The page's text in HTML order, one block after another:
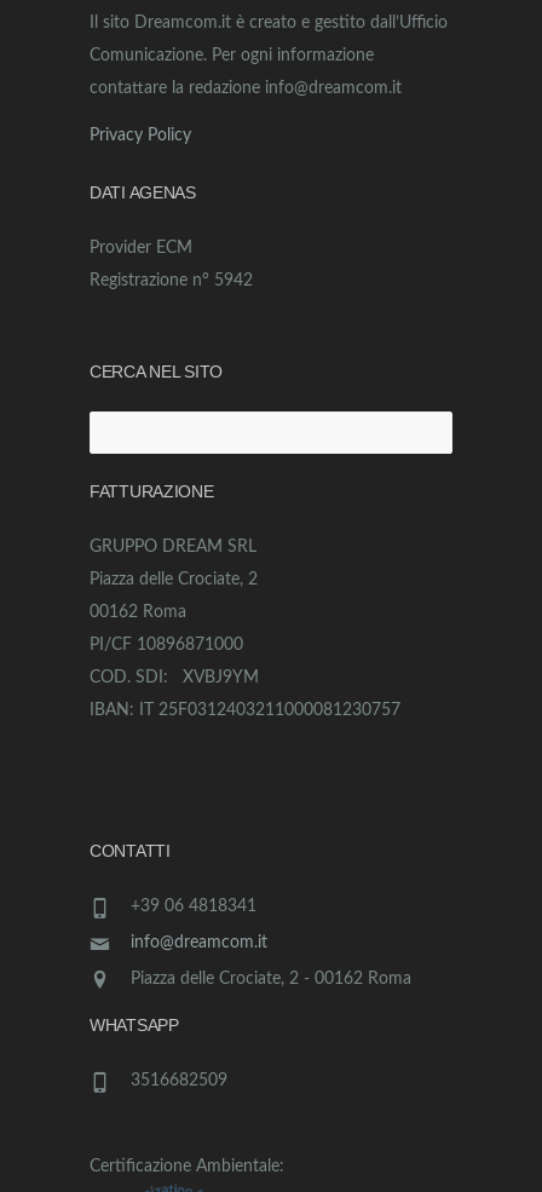
Il sito Dreamcom.it è creato e gestito dall’Ufficio
Comunicazione. Per ogni informazione
contattare la redazione info@dreamcom.it
Privacy Policy
DATI AGENAS
Provider ECM
Registrazione n° 5942
CERCA NEL SITO
per:
FATTURAZIONE
GRUPPO DREAM SRL
Piazza delle Crociate, 2
00162 Roma
PI/CF 10896871000
COD. SDI: XVBJ9YM
IBAN: IT 25F0312403211000081230757
CONTATTI
+39 06 4818341
info@dreamcom.it
Piazza delle Crociate, 2 - 00162 Roma
WHATSAPP
3516682509
Certificazione Ambientale: